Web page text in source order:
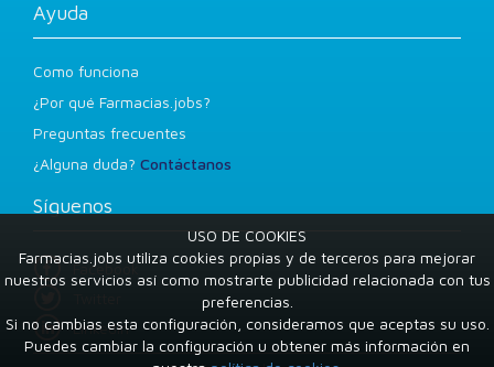
Ayuda
Como funciona
¿Por qué Farmacias.jobs?
Preguntas frecuentes
¿Alguna duda? Contáctanos
Síguenos
Facebook
LinkedIn
USO DE COOKIES
Farmacias.jobs utiliza cookies propias y de terceros para mejorar
nuestros servicios así como mostrarte publicidad relacionada con tus
preferencias.
Si no cambias esta configuración, consideramos que aceptas su uso.
Puedes cambiar la configuración u obtener más información en